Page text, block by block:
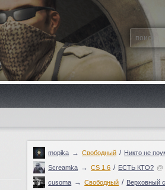
mopika → Свободный / Никто не
Screamka → CS 1.6 / ЕСТЬ КТО? @
cusoma → Свободный / Верховный